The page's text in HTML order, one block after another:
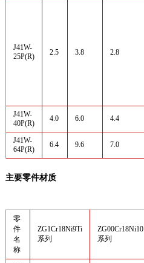
J41W-
25P(R)
2.5 3.8 2.8
J41W-
40P(R)
4.0 6.0 4.4
J41W-
64P(R)
6.4 9.6 7.0
主要零件材质
零
件
名
称
ZG1Cr18Ni9Ti
系列
ZG00Cr18Ni10
系列